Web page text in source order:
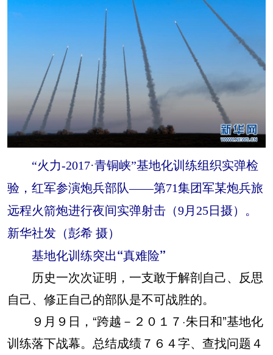
“火力-2017·青铜峡”基地化训练组织实弹检
验，红军参演炮兵部队——第71集团军某炮兵旅
远程火箭炮进行夜间实弹射击（9月25日摄）。
新华社发（彭希 摄）
基地化训练突出“真难险”
历史一次次证明，一支敢于解剖自己、反思
自己、修正自己的部队是不可战胜的。
９月９日，“跨越－２０１７·朱日和”基地化
训练落下战幕。总结成绩７６４字、查找问题４